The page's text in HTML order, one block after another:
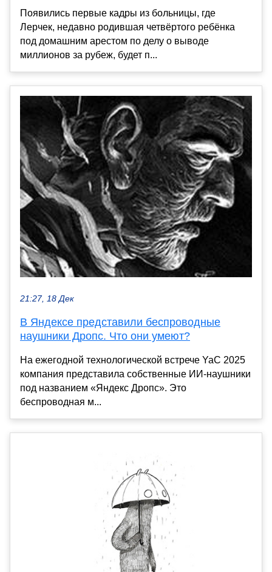
Появились первые кадры из больницы, где
Лерчек, недавно родившая четвёртого ребёнка
под домашним арестом по делу о выводе
миллионов за рубеж, будет п...
21:27, 18 Дек
В Яндексе представили беспроводные
наушники Дропс. Что они умеют?
На ежегодной технологической встрече YaC 2025
компания представила собственные ИИ-наушники
под названием «Яндекс Дропс». Это
беспроводная м...